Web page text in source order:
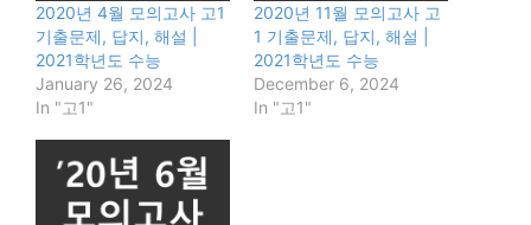
2020년 4월 모의고사 고1
기출문제, 답지, 해설 |
2021학년도 수능
January 26, 2024
In "고1"
2020년 11월 모의고사 고
1 기출문제, 답지, 해설 |
2021학년도 수능
December 6, 2024
In "고1"